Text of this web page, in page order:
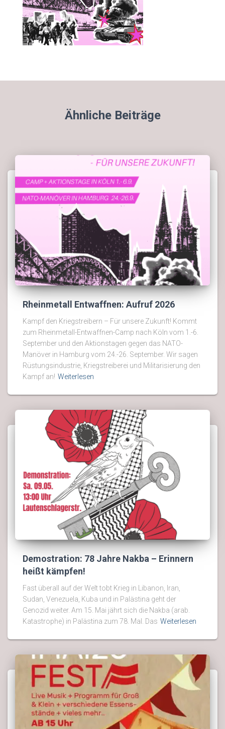
Ähnliche Beiträge
Rheinmetall Entwaffnen: Aufruf 2026
Kampf den Kriegstreibern – Für unsere Zukunft! Kommt
zum Rheinmetall-Entwaffnen-Camp nach Köln vom 1.-6.
September und den Aktionstagen gegen das NATO-
Manöver in Hamburg vom 24.-26. September. Wir sagen
Rüstungsindustrie, Kriegstreiberei und Militarisierung den
Kampf an! Weiterlesen
Demostration: 78 Jahre Nakba – Erinnern
heißt kämpfen!
Fast überall auf der Welt tobt Krieg in Libanon, Iran,
Sudan, Venezuela, Kuba und in Palästina geht der
Genozid weiter. Am 15. Mai jährt sich die Nakba (arab.
Katastrophe) in Palästina zum 78. Mal. Das Weiterlesen